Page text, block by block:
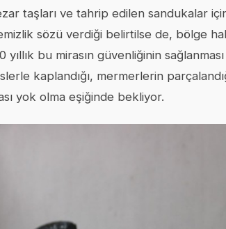
taşları ve tahrip edilen sandukalar
sözü verdiği belirtilse de, bölge
yıllık bu mirasın güvenliğinin
kaplandığı, mermerlerin
yok olma eşiğinde bekliyor.